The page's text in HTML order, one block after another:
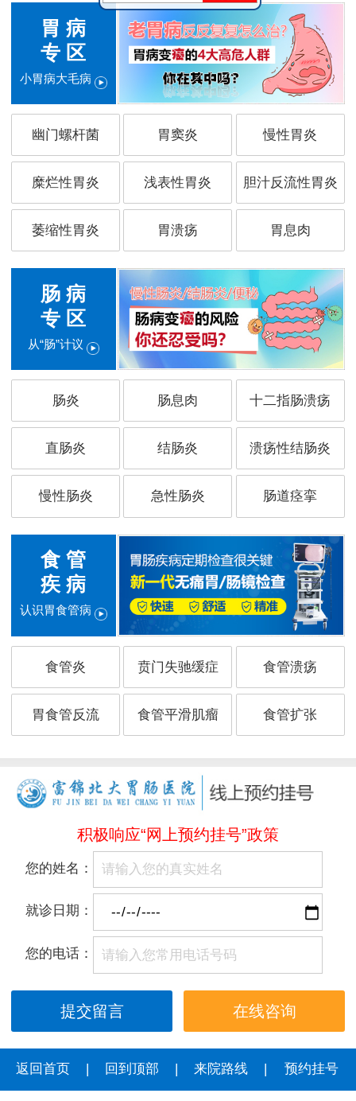
胃 病
专 区
小胃病大毛病
幽门螺杆菌 胃窦炎 慢性胃炎
糜烂性胃炎 浅表性胃炎 胆汁反流性胃炎
萎缩性胃炎 胃溃疡 胃息肉
肠 病
专 区
从“肠”计议
肠炎 肠息肉 十二指肠溃疡
直肠炎 结肠炎 溃疡性结肠炎
慢性肠炎 急性肠炎 肠道痉挛
食 管
疾 病
认识胃食管病
食管炎 贲门失驰缓症 食管溃疡
胃食管反流 食管平滑肌瘤 食管扩张
积极响应“网上预约挂号”政策
您的姓名：
就诊日期：
您的电话：
在线咨询
返回首页 回到顶部 来院路线 预约挂号